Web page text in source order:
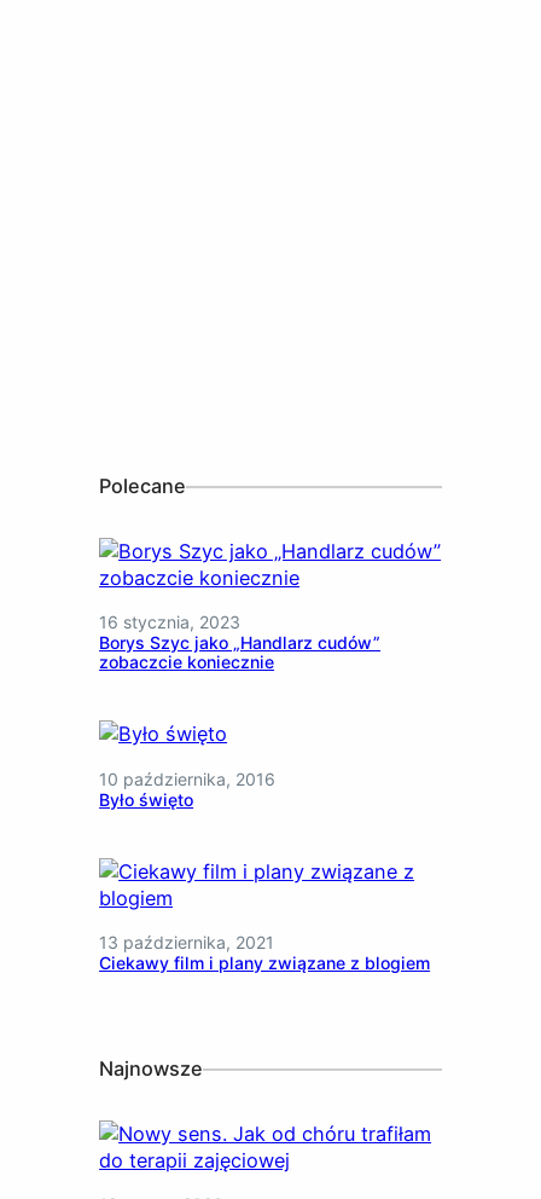
Polecane
16 stycznia, 2023
Borys Szyc jako „Handlarz cudów”
zobaczcie koniecznie
10 października, 2016
Było święto
13 października, 2021
Ciekawy film i plany związane z blogiem
Najnowsze